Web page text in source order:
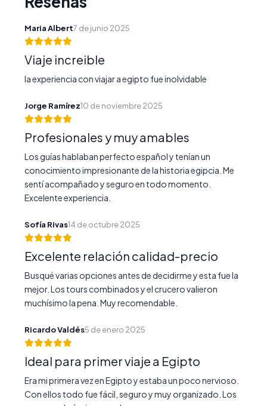
Maria Albert7 de junio 2025
Viaje increible
la experiencia con viajar a egipto fue inolvidable
Jorge Ramírez10 de noviembre 2025
Profesionales y muy amables
Los guías hablaban perfecto español y tenían un
conocimiento impresionante de la historia egipcia. Me
sentí acompañado y seguro en todo momento.
Excelente experiencia.
Sofía Rivas14 de octubre 2025
Excelente relación calidad-precio
Busqué varias opciones antes de decidirme y esta fue la
mejor. Los tours combinados y el crucero valieron
muchísimo la pena. Muy recomendable.
Ricardo Valdés5 de enero 2025
Ideal para primer viaje a Egipto
Era mi primera vez en Egipto y estaba un poco nervioso.
Con ellos todo fue fácil, seguro y muy organizado. Los